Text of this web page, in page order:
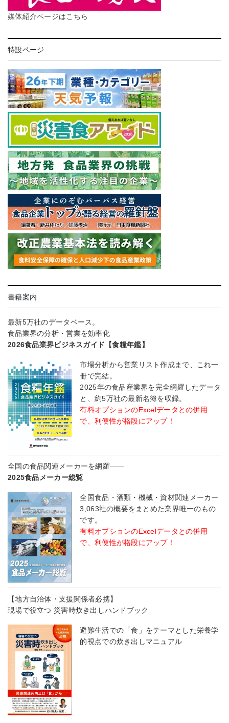
媒体紹介ページはこちら
特設ページ
書籍案内
最新5万社のデータベース。
食品業界の分析・営業を効率化
2026食品業界ビジネスガイド【食糧年鑑】
市場分析から営業リスト作成まで、これ一
冊で完結。
2025年の食品産業界を完全網羅したデータ
と、約5万社の最新名簿を収録。
有料オプションのExcelデータとの併用
で、利便性が格段にアップ！
全国の食品関連メーカーを網羅――
2025食品メーカー総覧
全国食品・酒類・機械・資材関連メーカー
3,063社の概要をまとめた業界唯一のもの
です。
有料オプションのExcelデータとの併用
で、利便性が格段にアップ！
【地方自治体・支援関係者必携】
現場で役立つ 災害時炊き出しハンドブック
避難生活での「食」をテーマとした栄養学
的視点での炊き出しマニュアル